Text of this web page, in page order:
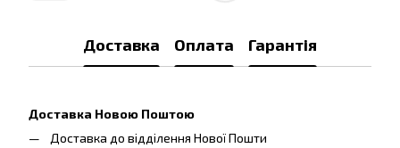
Доставка Оплата Гарантія
Доставка Новою Поштою
Доставка до відділення Нової Пошти